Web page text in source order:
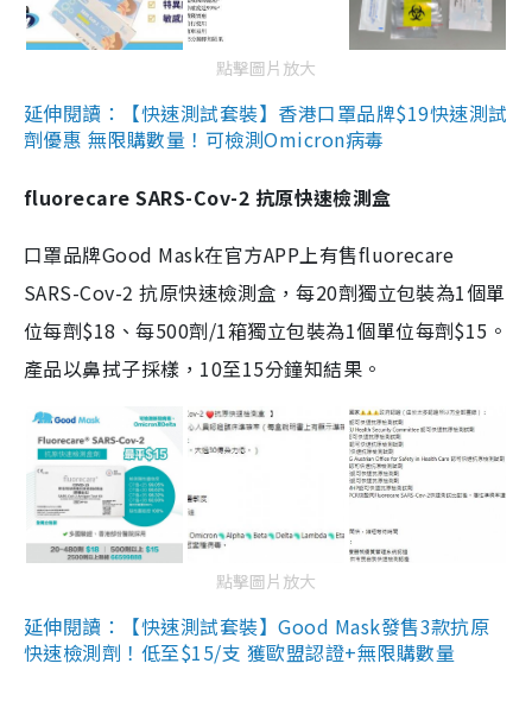
點擊圖片放大
延伸閱讀：【快速測試套裝】香港口罩品牌$19快速測試
劑優惠 無限購數量！可檢測Omicron病毒
fluorecare SARS-Cov-2 抗原快速檢測盒
口罩品牌Good Mask在官方APP上有售fluorecare
SARS-Cov-2 抗原快速檢測盒，每20劑獨立包裝為1個單
位每劑$18、每500劑/1箱獨立包裝為1個單位每劑$15。
產品以鼻拭子採樣，10至15分鐘知結果。
點擊圖片放大
延伸閱讀：【快速測試套裝】Good Mask發售3款抗原
快速檢測劑！低至$15/支 獲歐盟認證+無限購數量